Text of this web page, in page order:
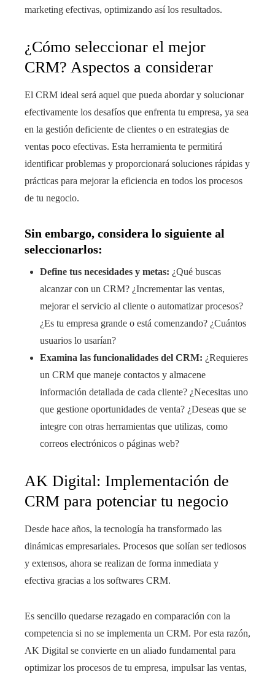
marketing efectivas, optimizando así los resultados.
¿Cómo seleccionar el mejor
CRM? Aspectos a considerar
El CRM ideal será aquel que pueda abordar y solucionar
efectivamente los desafíos que enfrenta tu empresa, ya sea
en la gestión deficiente de clientes o en estrategias de
ventas poco efectivas. Esta herramienta te permitirá
identificar problemas y proporcionará soluciones rápidas y
prácticas para mejorar la eficiencia en todos los procesos
de tu negocio.
Sin embargo, considera lo siguiente al
seleccionarlos:
Define tus necesidades y metas: ¿Qué buscas
alcanzar con un CRM? ¿Incrementar las ventas,
mejorar el servicio al cliente o automatizar procesos?
¿Es tu empresa grande o está comenzando? ¿Cuántos
usuarios lo usarían?
Examina las funcionalidades del CRM: ¿Requieres
un CRM que maneje contactos y almacene
información detallada de cada cliente? ¿Necesitas uno
que gestione oportunidades de venta? ¿Deseas que se
integre con otras herramientas que utilizas, como
correos electrónicos o páginas web?
AK Digital: Implementación de
CRM para potenciar tu negocio
Desde hace años, la tecnología ha transformado las
dinámicas empresariales. Procesos que solían ser tediosos
y extensos, ahora se realizan de forma inmediata y
efectiva gracias a los softwares CRM.
Es sencillo quedarse rezagado en comparación con la
competencia si no se implementa un CRM. Por esta razón,
AK Digital se convierte en un aliado fundamental para
optimizar los procesos de tu empresa, impulsar las ventas,